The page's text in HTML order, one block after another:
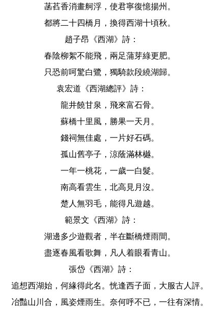
菡萏香消畫舸浮，使君寧復憶揚州。
都將二十四橋月，換得西湖十頃秋。
趙子昂《西湖》詩：
春陰柳絮不能飛，兩足蒲芽綠更肥。
只恐前呵驚白鷺，獨騎款段繞湖歸。
袁宏道《西湖總評》詩：
龍井饒甘泉，飛來富石骨。
蘇橋十里風，勝果一天月。
錢祠無佳處，一片好石碼。
孤山舊亭子，涼蔭滿林樾。
一年一桃花，一歲一白髮。
南高看雲生，北高見月沒。
楚人無羽毛，能得凡遊越。
範景文《西湖》詩：
湖邊多少遊觀者，半在斷橋煙雨間。
盡逐春風看歌舞，凡人着眼看青山。
張岱《西湖》詩：
追想西湖始，何緣得此名。恍逢西子面，大服古人評。
冶豔山川合，風姿煙雨生。奈何呼不已，一往有深情。